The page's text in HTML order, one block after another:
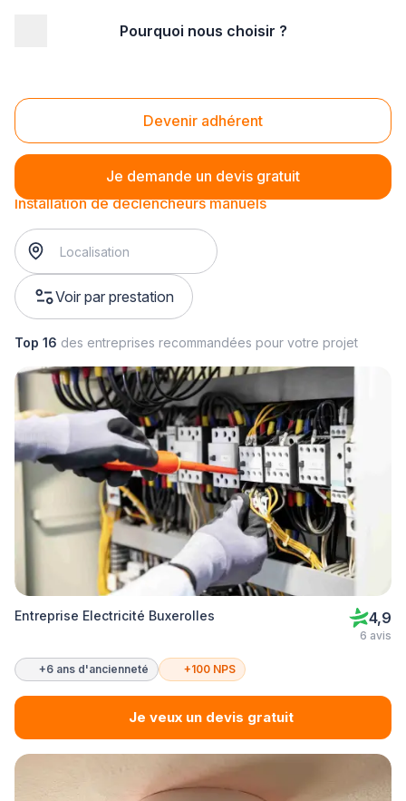
Pourquoi nous choisir ?
Devenir adhérent
Je demande un devis gratuit
Installation de déclencheurs manuels
Installation de déclencheurs manuels
Voir par prestation
Top 16 des entreprises recommandées pour votre projet
Entreprise Electricité Buxerolles 4,9
6 avis
+6 ans d'ancienneté +100 NPS
Je veux un devis gratuit